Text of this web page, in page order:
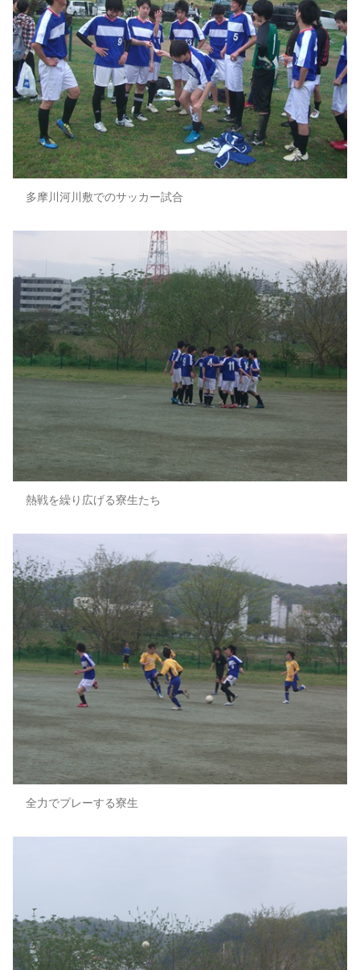
多摩川河川敷でのサッカー試合
熱戦を繰り広げる寮生たち
全力でプレーする寮生